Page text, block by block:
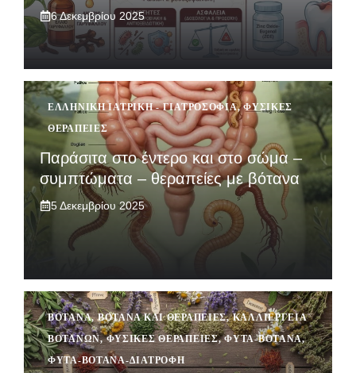
6 Δεκεμβρίου 2025
ΕΛΛΗΝΙΚΉ ΙΑΤΡΙΚΉ - ΓΙΑΤΡΟΣΌΦΙΑ,ΦΥΣΙΚΈΣ
ΘΕΡΑΠΕΊΕΣ
Παράσιτα στο έντερο και στο σώμα –
συμπτώματα – θεραπείες με βότανα
5 Δεκεμβρίου 2025
ΒΌΤΑΝΑ,ΒΌΤΑΝΑ ΚΑΙ ΘΕΡΑΠΕΊΕΣ,ΚΑΛΛΙΈΡΓΕΙΑ
ΒΟΤΆΝΩΝ,ΦΥΣΙΚΈΣ ΘΕΡΑΠΕΊΕΣ,ΦΥΤΆ-ΒΌΤΑΝΑ,
ΦΥΤΆ-ΒΌΤΑΝΑ-ΔΙΑΤΡΟΦΉ